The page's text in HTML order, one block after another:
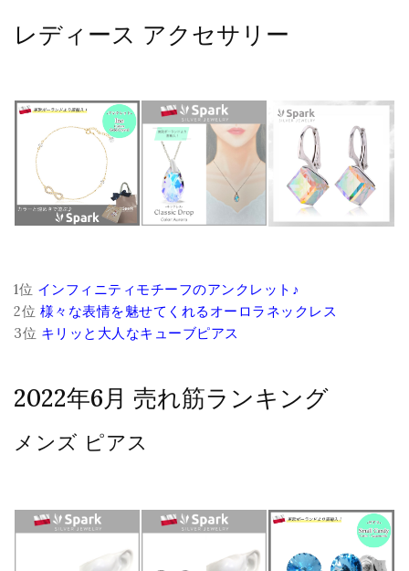
レディース アクセサリー
1位 インフィニティモチーフのアンクレット♪
2位 様々な表情を魅せてくれるオーロラネックレス
3位 キリッと大人なキューブピアス
2022年6月 売れ筋ランキング
メンズ ピアス